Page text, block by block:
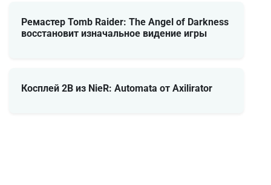
Ремастер Tomb Raider: The Angel of Darkness
восстановит изначальное видение игры
Косплей 2B из NieR: Automata от Axilirator